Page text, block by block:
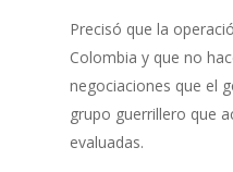
Precisó que la
Colombia y que no
negociaciones que el
grupo guerrillero que
evaluadas.